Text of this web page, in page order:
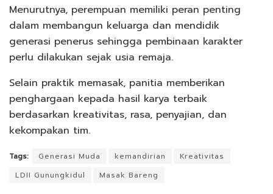
Menurutnya, perempuan memiliki peran penting
dalam membangun keluarga dan mendidik
generasi penerus sehingga pembinaan karakter
perlu dilakukan sejak usia remaja.
Selain praktik memasak, panitia memberikan
penghargaan kepada hasil karya terbaik
berdasarkan kreativitas, rasa, penyajian, dan
kekompakan tim.
Tags: Generasi Muda kemandirian
Kreativitas
LDII Gunungkidul
Masak Bareng